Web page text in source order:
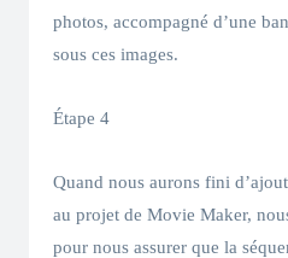
photos, accompagné d’une
sous ces images.
Étape 4
Quand nous aurons fini
au projet de Movie Maker,
pour nous assurer que la